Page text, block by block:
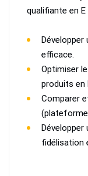
qualifiante en
Développer
efficace.
Optimiser
produits en
Comparer
fidélisation